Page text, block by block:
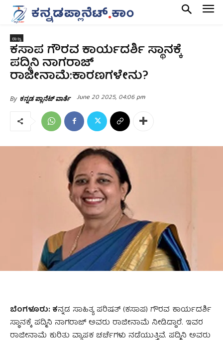
ರಾಜ್ಯ
ಕಸಾಪ ಗೌರವ ಕಾರ್ಯದರ್ಶಿ ಸ್ಥಾನಕ್ಕೆ
ಪದ್ಮಿನಿ ನಾಗರಾಜ್
ರಾಜೀನಾಮೆ:ಕಾರಣಗಳೇನು?
By ಕನ್ನಡ ಪ್ಲಾನೆಟ್ ವಾರ್ತೆ June 20 2025, 04:06 pm
ಬೆಂಗಳೂರು: ಕನ್ನಡ ಸಾಹಿತ್ಯ ಪರಿಷತ್‌ (ಕಸಾಪ) ಗೌರವ ಕಾರ್ಯದರ್ಶಿ
ಸ್ಥಾನಕ್ಕೆ ಪದ್ಮಿನಿ ನಾಗರಾಜ್ ಅವರು ರಾಜೀನಾಮೆ ನೀಡಿದ್ದಾರೆ. ಇವರ
ರಾಜೀನಾಮೆ ಕುರಿತು ವ್ಯಾಪಕ ಚರ್ಚೆಗಳು ನಡೆಯುತ್ತಿವೆ. ಪದ್ಮಿನಿ ಅವರು